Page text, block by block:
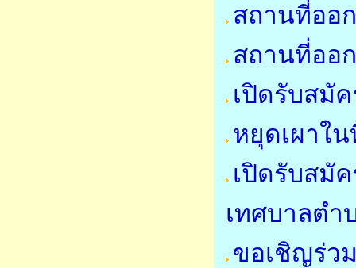
สถานที่ออ
สถานที่ออ
เปิดรับสมั
หยุดเผาใ
เปิดรับสมั
เทศบาลตำ
ขอเชิญร่ว